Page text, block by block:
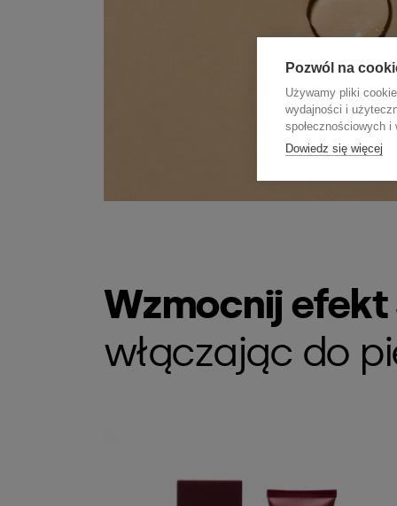
Wzmocnij efekt
włączając do
Pozwól na
Używamy pliki
wydajności i
społecznościowych
Dowiedz się więcej